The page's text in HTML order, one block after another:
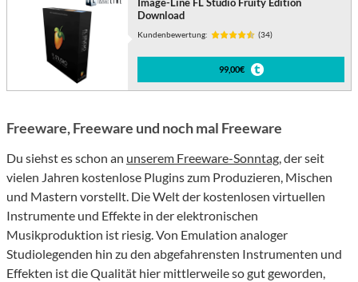
Image-Line FL Studio Fruity Edition
Download
Kundenbewertung: (34)
99,00€
Freeware, Freeware und noch mal Freeware
Du siehst es schon an unserem Freeware-Sonntag, der seit
vielen Jahren kostenlose Plugins zum Produzieren, Mischen
und Mastern vorstellt. Die Welt der kostenlosen virtuellen
Instrumente und Effekte in der elektronischen
Musikproduktion ist riesig. Von Emulation analoger
Studiolegenden hin zu den abgefahrensten Instrumenten und
Effekten ist die Qualität hier mittlerweile so gut geworden,